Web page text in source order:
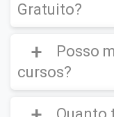
Curso
Gratuito?
CLIQUE
efetuar a
Posso
cursos?